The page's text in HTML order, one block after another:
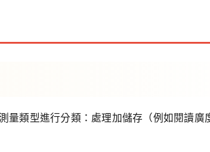
類型進行分類：處理加儲存（例如閱讀廣